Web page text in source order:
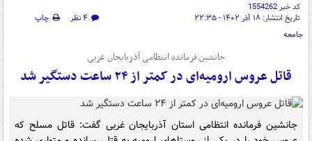
کد خبر1554262
تاریخ انتشار: ۱۸ آذر ۱۴۰۲ - ۲۲:۳۵ ۴ نظر
چاپ
جامعه
جانشین فرمانده انتظامی آذربایجان غربی
قاتل عروس ارومیه‌ای در کمتر از ۲۴ ساعت دستگیر شد
جانشین فرمانده انتظامی استان آذربایجان غربی گفت: قاتل مسلح که